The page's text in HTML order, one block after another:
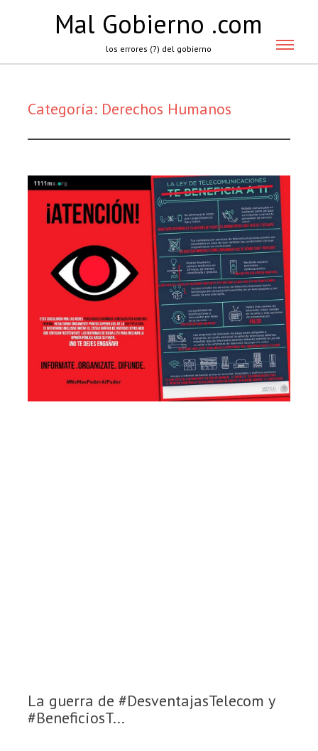
Mal Gobierno .com
los errores (?) del gobierno
Categoría: Derechos Humanos
La guerra de #DesventajasTelecom y
#BeneficiosT...